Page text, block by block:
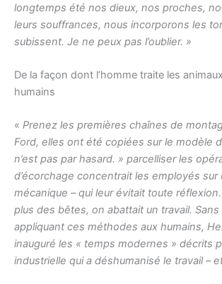
longtemps été nos dieux, nos proches,
leurs souffrances, nous incorporons les
subissent. Je ne peux pas l’oublier. »
De la façon dont l’homme traite les
humains
« Prenez les premières chaînes de
Ford, elles ont été copiées sur le modèle
n’est pas par hasard. » parcelliser les
d’écorchage concentrait les employés sur
mécanique – qui leur évitait toute réflexion.
plus des bêtes, on abattait un travail. Sans
appliquant ces méthodes aux humains,
inauguré les « temps modernes » décrits
industrielle qui a déshumanisé le travail –